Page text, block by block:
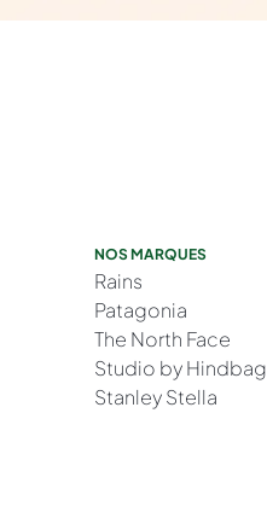
NOS MARQUES
Rains
Patagonia
The North Face
Studio by Hindbag
Stanley Stella